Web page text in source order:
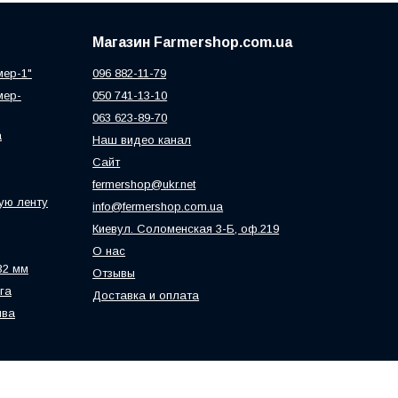
1"
ленту
мм
Магазин Farmershop.com.ua
096 882-11-79
050 741-13-10
063 623-89-70
Наш видео канал
Сайт
fermershop@ukr.net
info@fermershop.com.ua
Киевул. Соломенская 3-Б, оф.219
О нас
Отзывы
Доставка и оплата